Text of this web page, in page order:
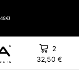
2
32,50 €